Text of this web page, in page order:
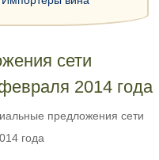
сети
2014 года
предложения сети
года